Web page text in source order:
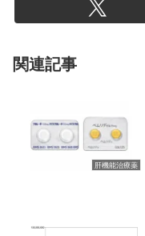
関連記事
肝機能治療薬